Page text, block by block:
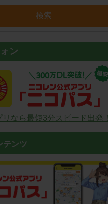
検索
ン
なら最短3分スピード出発！
テンツ